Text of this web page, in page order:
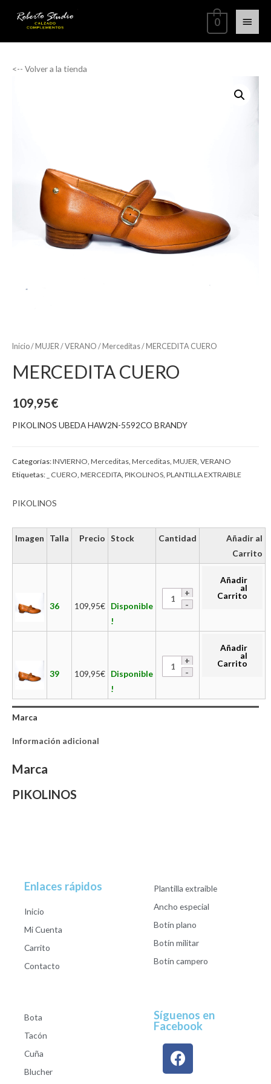
0
<-- Volver a la tienda
Inicio/ MUJER /VERANO / Merceditas/ MERCEDITA CUERO
MERCEDITA CUERO
109,95€
PIKOLINOS UBEDA HAW2N-5592CO BRANDY
Categorías:INVIERNO Merceditas Merceditas MUJER VERANO
Etiquetas:
_ CUERO MERCEDITA PIKOLINOS PLANTILLA EXTRAIBLE
PIKOLINOS
Imagen Talla Precio Stock Cantidad
Añadir al
Carrito
36 109,95€ Disponible
!
Añadir
al
Carrito
39 109,95€ Disponible
!
Añadir
al
Carrito
Marca
Información adicional
Marca
PIKOLINOS
Enlaces rápidos
Inicio
Mi Cuenta
Carrito
Contacto
Plantilla extraible
Ancho especial
Botín plano
Botín militar
Botín campero
Bota
Tacón
Cuña
Blucher
Síguenos en
Facebook